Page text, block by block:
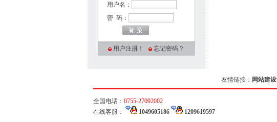
用户名：
密 码：
用户注册！ 忘记密码？
友情链接： 网站建设
全国电话： 0755-27092002
在线客服：
1049605186 1209619597